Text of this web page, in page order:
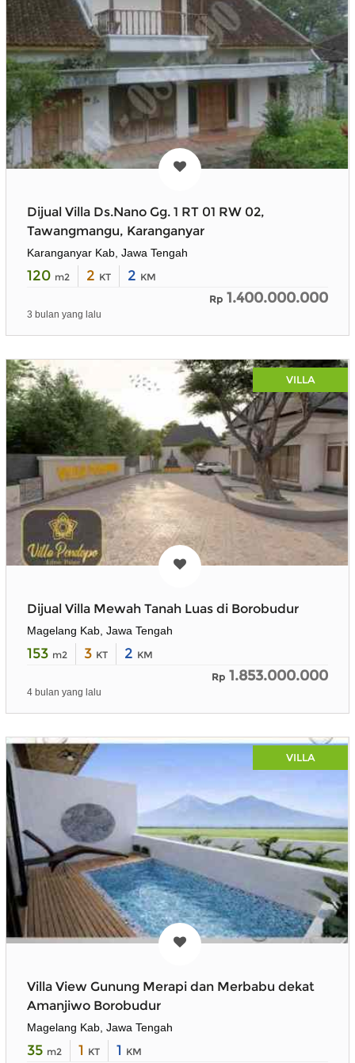
Dijual Villa Ds.Nano Gg. 1 RT 01 RW 02,
Tawangmangu, Karanganyar
Karanganyar Kab, Jawa Tengah
120 m2 2 KT 2 KM
Rp 1.400.000.000
3 bulan yang lalu
VILLA
Dijual Villa Mewah Tanah Luas di Borobudur
Magelang Kab, Jawa Tengah
153 m2 3 KT 2 KM
Rp 1.853.000.000
4 bulan yang lalu
VILLA
Villa View Gunung Merapi dan Merbabu dekat
Amanjiwo Borobudur
Magelang Kab, Jawa Tengah
35 m2 1 KT 1 KM